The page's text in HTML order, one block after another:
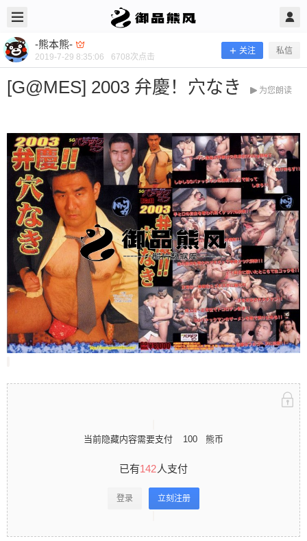
-熊本熊-
2019-7-29 8:35:06 6708次点击
关注 私信
[G@MES] 2003 弁慶！穴なき 为您朗读
当前隐藏内容需要支付 100 熊币
已有142人支付
登录 立刻注册
-熊本熊- @ 御品熊风 2019/7/29
[G@MES] 2003 弁慶！穴なき
当前隐藏内容需要支付100熊币 已有142人支付 登
录立刻注册 0 收藏